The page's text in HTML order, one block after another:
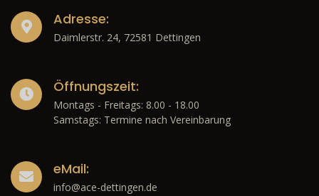
Adresse:
Daimlerstr. 24, 72581 Dettingen
Öffnungszeit:
Montags - Freitags: 8.00 - 18.00
Samstags: Termine nach Vereinbarung
eMail:
info@ace-dettingen.de